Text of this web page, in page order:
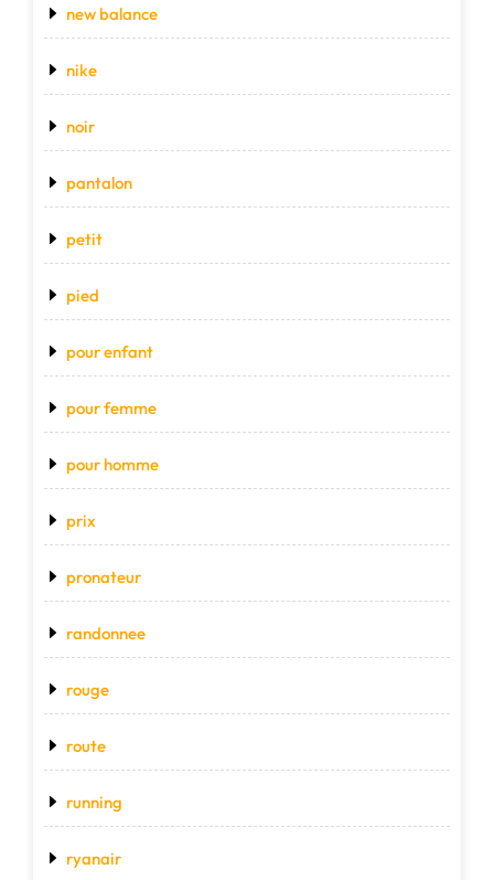
new balance
nike
noir
pantalon
petit
pied
pour enfant
pour femme
pour homme
prix
pronateur
randonnee
rouge
route
running
ryanair